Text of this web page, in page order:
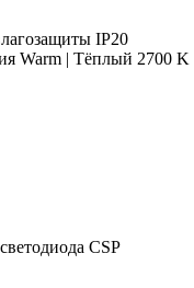
IP20
Warm | Тёплый 2700 K
CSP